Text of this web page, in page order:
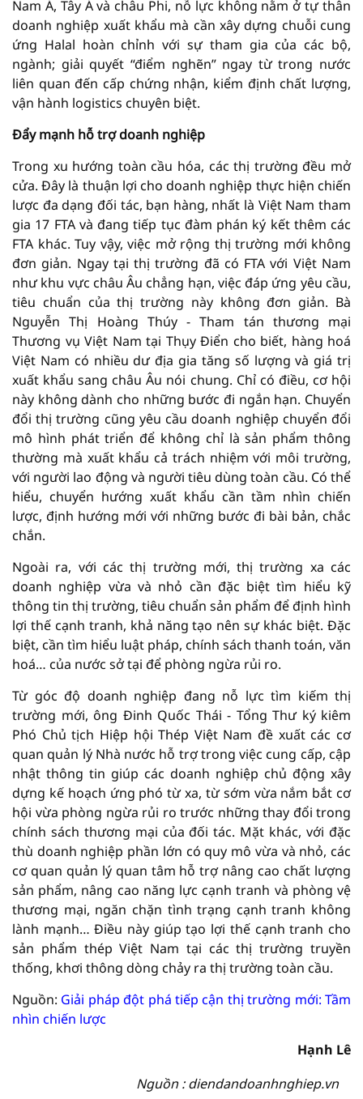
Nam Á, Tây Á và châu Phi, nỗ lực không nằm ở tự thân
doanh nghiệp xuất khẩu mà cần xây dựng chuỗi cung
ứng Halal hoàn chỉnh với sự tham gia của các bộ,
ngành; giải quyết “điểm nghẽn” ngay từ trong nước
liên quan đến cấp chứng nhận, kiểm định chất lượng,
vận hành logistics chuyên biệt.
Đẩy mạnh hỗ trợ doanh nghiệp
Trong xu hướng toàn cầu hóa, các thị trường đều mở
cửa. Đây là thuận lợi cho doanh nghiệp thực hiện chiến
lược đa dạng đối tác, bạn hàng, nhất là Việt Nam tham
gia 17 FTA và đang tiếp tục đàm phán ký kết thêm các
FTA khác. Tuy vậy, việc mở rộng thị trường mới không
đơn giản. Ngay tại thị trường đã có FTA với Việt Nam
như khu vực châu Âu chẳng hạn, việc đáp ứng yêu cầu,
tiêu chuẩn của thị trường này không đơn giản. Bà
Nguyễn Thị Hoàng Thúy - Tham tán thương mại
Thương vụ Việt Nam tại Thụy Điển cho biết, hàng hoá
Việt Nam có nhiều dư địa gia tăng số lượng và giá trị
xuất khẩu sang châu Âu nói chung. Chỉ có điều, cơ hội
này không dành cho những bước đi ngắn hạn. Chuyển
đổi thị trường cũng yêu cầu doanh nghiệp chuyển đổi
mô hình phát triển để không chỉ là sản phẩm thông
thường mà xuất khẩu cả trách nhiệm với môi trường,
với người lao động và người tiêu dùng toàn cầu. Có thể
hiểu, chuyển hướng xuất khẩu cần tầm nhìn chiến
lược, định hướng mới với những bước đi bài bản, chắc
chắn.
Ngoài ra, với các thị trường mới, thị trường xa các
doanh nghiệp vừa và nhỏ cần đặc biệt tìm hiểu kỹ
thông tin thị trường, tiêu chuẩn sản phẩm để định hình
lợi thế cạnh tranh, khả năng tạo nên sự khác biệt. Đặc
biệt, cần tìm hiểu luật pháp, chính sách thanh toán, văn
hoá… của nước sở tại để phòng ngừa rủi ro.
Từ góc độ doanh nghiệp đang nỗ lực tìm kiếm thị
trường mới, ông Đinh Quốc Thái - Tổng Thư ký kiêm
Phó Chủ tịch Hiệp hội Thép Việt Nam đề xuất các cơ
quan quản lý Nhà nước hỗ trợ trong việc cung cấp, cập
nhật thông tin giúp các doanh nghiệp chủ động xây
dựng kế hoạch ứng phó từ xa, từ sớm vừa nắm bắt cơ
hội vừa phòng ngừa rủi ro trước những thay đổi trong
chính sách thương mại của đối tác. Mặt khác, với đặc
thù doanh nghiệp phần lớn có quy mô vừa và nhỏ, các
cơ quan quản lý quan tâm hỗ trợ nâng cao chất lượng
sản phẩm, nâng cao năng lực cạnh tranh và phòng vệ
thương mại, ngăn chặn tình trạng cạnh tranh không
lành mạnh… Điều này giúp tạo lợi thế cạnh tranh cho
sản phẩm thép Việt Nam tại các thị trường truyền
thống, khơi thông dòng chảy ra thị trường toàn cầu.
Nguồn: Giải pháp đột phá tiếp cận thị trường mới: Tầm
nhìn chiến lược
Hạnh Lê
Nguồn : diendandoanhnghiep.vn